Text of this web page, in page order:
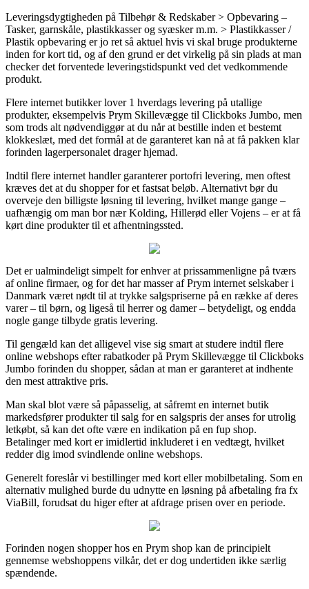
Leveringsdygtigheden på Tilbehør & Redskaber > Opbevaring –
Tasker, garnskåle, plastikkasser og syæsker m.m. > Plastikkasser /
Plastik opbevaring er jo ret så aktuel hvis vi skal bruge produkterne
inden for kort tid, og af den grund er det virkelig på sin plads at man
checker det forventede leveringstidspunkt ved det vedkommende
produkt.
Flere internet butikker lover 1 hverdags levering på utallige
produkter, eksempelvis Prym Skillevægge til Clickboks Jumbo, men
som trods alt nødvendiggør at du når at bestille inden et bestemt
klokkeslæt, med det formål at de garanteret kan nå at få pakken klar
forinden lagerpersonalet drager hjemad.
Indtil flere internet handler garanterer portofri levering, men oftest
kræves det at du shopper for et fastsat beløb. Alternativt bør du
overveje den billigste løsning til levering, hvilket mange gange –
uafhængig om man bor nær Kolding, Hillerød eller Vojens – er at få
kørt dine produkter til et afhentningssted.
Det er ualmindeligt simpelt for enhver at prissammenligne på tværs
af online firmaer, og for det har masser af Prym internet selskaber i
Danmark været nødt til at trykke salgspriserne på en række af deres
varer – til børn, og ligeså til herrer og damer – betydeligt, og endda
nogle gange tilbyde gratis levering.
Til gengæld kan det alligevel vise sig smart at studere indtil flere
online webshops efter rabatkoder på Prym Skillevægge til Clickboks
Jumbo forinden du shopper, sådan at man er garanteret at indhente
den mest attraktive pris.
Man skal blot være så påpasselig, at såfremt en internet butik
markedsfører produkter til salg for en salgspris der anses for utrolig
letkøbt, så kan det ofte være en indikation på en fup shop.
Betalinger med kort er imidlertid inkluderet i en vedtægt, hvilket
redder dig imod svindlende online webshops.
Generelt foreslår vi bestillinger med kort eller mobilbetaling. Som en
alternativ mulighed burde du udnytte en løsning på afbetaling fra fx
ViaBill, forudsat du higer efter at afdrage prisen over en periode.
Forinden nogen shopper hos en Prym shop kan de principielt
gennemse webshoppens vilkår, det er dog undertiden ikke særlig
spændende.